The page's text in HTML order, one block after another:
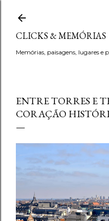
CLICKS & MEMÓRIAS
Memórias, paisagens, lugares e
ENTRE TORRES E
CORAÇÃO